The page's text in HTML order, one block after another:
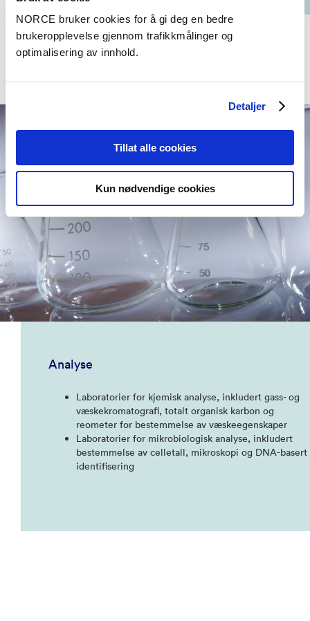
NORCE bruker cookies for å gi deg en bedre
brukeropplevelse gjennom trafikkmålinger og
optimalisering av innhold.
Detaljer
Tillat alle cookies
Kun nødvendige cookies
Analyse
Laboratorier for kjemisk analyse, inkludert gass- og
væskekromatografi, totalt organisk karbon og
reometer for bestemmelse av væskeegenskaper
Laboratorier for mikrobiologisk analyse, inkludert
bestemmelse av celletall, mikroskopi og DNA-basert
identifisering